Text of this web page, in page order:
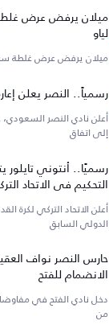
ميلان يرفض عرض
لياو
ميلان يرفض عرض غلطة
رسمياً.. النصر يعلن
أعلن نادي النصر
إلى اتفاق
رسميًا.. أنتوني تايلور
التحكيم في الاتحاد
أعلن الاتحاد التركي لكرة
الدولي السابق
حارس النصر نواف
الانضمام للفتح
دخل نادي الفتح في
من